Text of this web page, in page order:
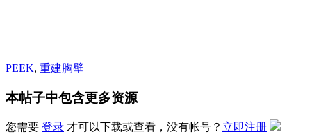
PEEK, 重建胸壁
本帖子中包含更多资源
您需要 登录 才可以下载或查看，没有帐号？ 立即注册